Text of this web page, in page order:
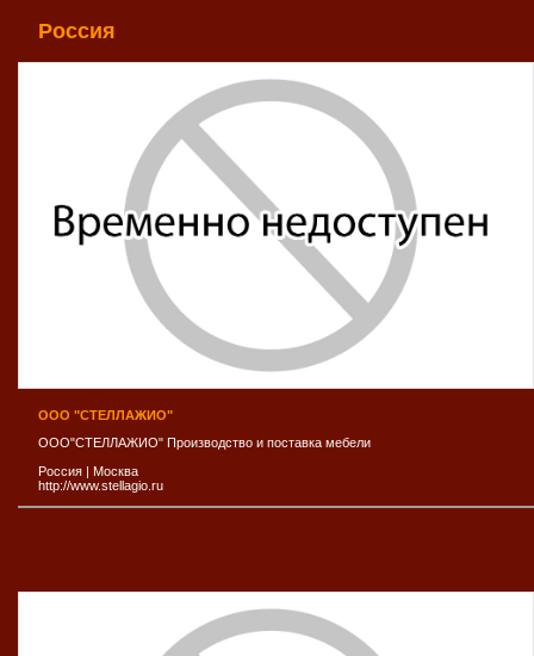
Россия
ООО "СТЕЛЛАЖИО"
ООО"СТЕЛЛАЖИО" Производство и поставка мебели
Россия | Москва
http://www.stellagio.ru